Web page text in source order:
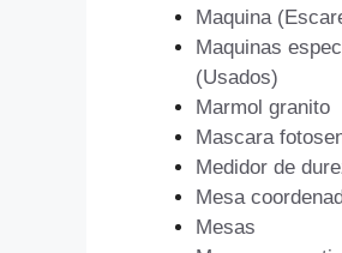
Maquina
Maquinas
(Usados)
Marmol granito
Mascara
Medidor de
Mesa
Mesas